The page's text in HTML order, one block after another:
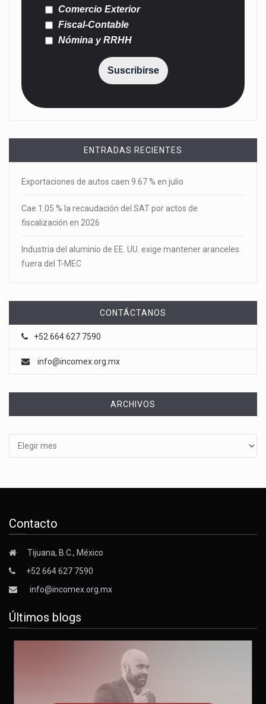
Comercio Exterior
Fiscal-Contable
Nómina y RRHH
Suscribirse
ENTRADAS RECIENTES
Exportaciones de autos caen 9.67 % en julio
Cae 1.05 % la recaudación del SAT por actos de
fiscalización en 2026
Industria del aluminio de EE. UU. exige mantener aranceles
fuera del T-MEC
CONTÁCTANOS
+52 664 627 7590
info@incomex.org.mx
ARCHIVOS
Contacto
Tijuana, B.C., México
+52 664 627 7590
info@incomex.org.mx
Últimos blogs